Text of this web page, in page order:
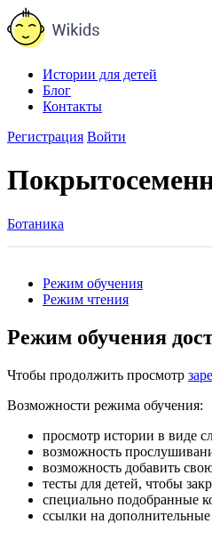
Истории для детей
Блог
Контакты
Регистрация Войти
Ботаника
Режим обучения
Режим чтения
Режим обучения
Чтобы продолжить просмотр
Возможности режима обучения:
просмотр истории в виде
возможность
возможность добавить
тесты для детей, чтобы
специально подобранные
ссылки на